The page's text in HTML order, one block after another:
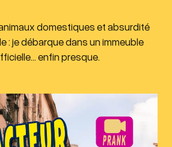
domestiques et absurdité
: je débarque dans un immeuble
enfin presque.